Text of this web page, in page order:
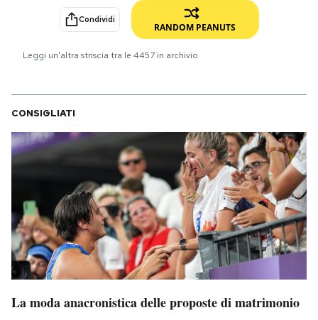
NEWSLETTER
I MIEI PREFERITI
SHOP
CALENDARIO
AREA PERSONALE
Area Personale
Notifiche mobile
Condividi
RANDOM PEANUTS
Leggi un'altra striscia tra le 4457 in archivio
CONSIGLIATI
La moda anacronistica delle proposte di matrimonio